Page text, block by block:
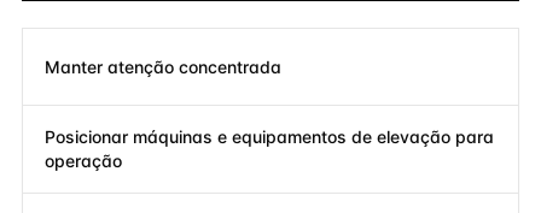
Manter atenção concentrada
Posicionar máquinas e equipamentos de elevação para
operação